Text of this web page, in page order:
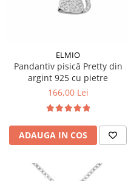
ELMIO
Pandantiv pisică Pretty din
argint 925 cu pietre
166,00 Lei
ADAUGA IN COS